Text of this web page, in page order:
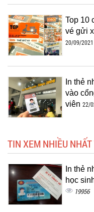
Top 10
vé gửi
20/09/2021
In thẻ
vào
viên 22/
TIN XEM NHIỀU
In thẻ
học
19956